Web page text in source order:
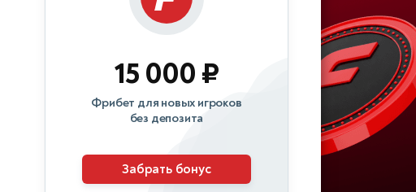
15 000 ₽
Фрибет для новых игроков
без депозита
Забрать бонус